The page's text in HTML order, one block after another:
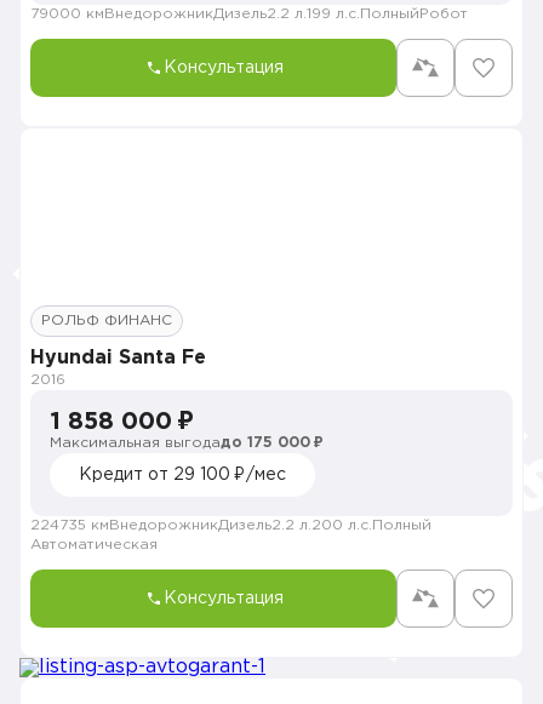
79000 км ВнедорожникДизель2.2 л. 199 л.с. Полный Робот
Консультация
РОЛЬФ ФИНАНС
Hyundai Santa Fe
2016
1 858 000 ₽
Максимальная выгодадо 175 000 ₽
Кредит от 29 100 ₽/мес
224735 км ВнедорожникДизель2.2 л. 200 л.с. Полный
Автоматическая
Консультация